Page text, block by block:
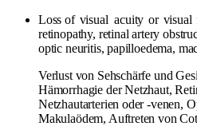
Loss of visual acuity or visual
retinopathy, retinal artery
optic neuritis, papilloedema,
Verlust von Sehschärfe und
Hämorrhagie der Netzhaut,
Netzhautarterien oder -venen,
Makulaödem, Auftreten von